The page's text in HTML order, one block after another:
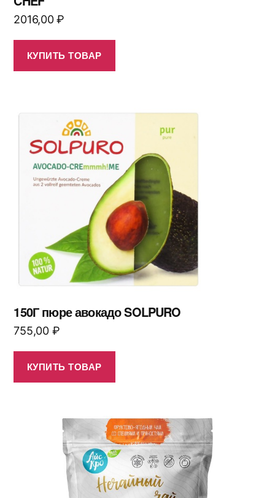
2016,00₽
КУПИТЬ ТОВАР
150Г пюре авокадо SOLPURO
755,00 ₽
КУПИТЬ ТОВАР